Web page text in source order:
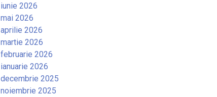
iunie 2026
mai 2026
aprilie 2026
martie 2026
februarie 2026
ianuarie 2026
decembrie 2025
noiembrie 2025